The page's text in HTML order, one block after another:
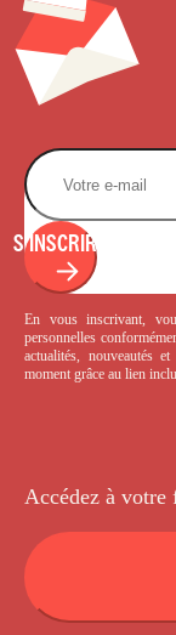
S'INSCRIRE
En vous inscrivant,
personnelles
actualités, nouveautés
moment grâce au lien
Accédez à votre